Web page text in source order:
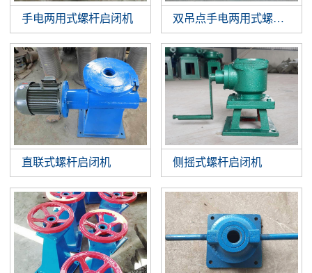
手电两用式螺杆启闭机 双吊点手电两用式螺杆启闭
直联式螺杆启闭机 侧摇式螺杆启闭机